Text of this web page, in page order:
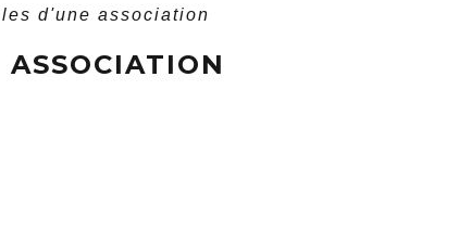
d'une association